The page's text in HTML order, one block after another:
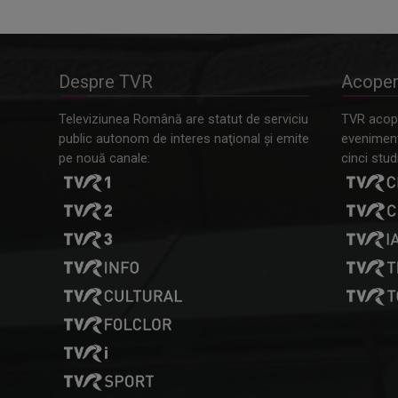
Despre TVR
Televiziunea Română are statut de serviciu
public autonom de interes naţional şi emite
pe nouă canale:
TVR
cinci